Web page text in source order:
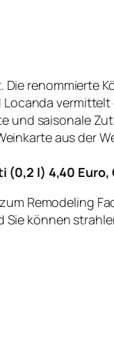
renommierte
und saisonale
aus der
(0,2 l) 4,40
zum Remodeling
Sie können